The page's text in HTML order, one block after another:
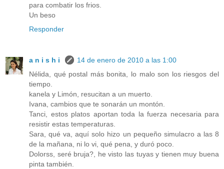
para combatir los frios.
Un beso
Responder
a n i s h i
14 de enero de 2010 a las 1:00
Nélida, qué postal más bonita, lo malo son los riesgos del
tiempo.
kanela y Limón, resucitan a un muerto.
Ivana, cambios que te sonarán un montón.
Tanci, estos platos aportan toda la fuerza necesaria para
resistir estas temperaturas.
Sara, qué va, aquí solo hizo un pequeño simulacro a las 8
de la mañana, ni lo vi, qué pena, y duró poco.
Dolorss, seré bruja?, he visto las tuyas y tienen muy buena
pinta también.